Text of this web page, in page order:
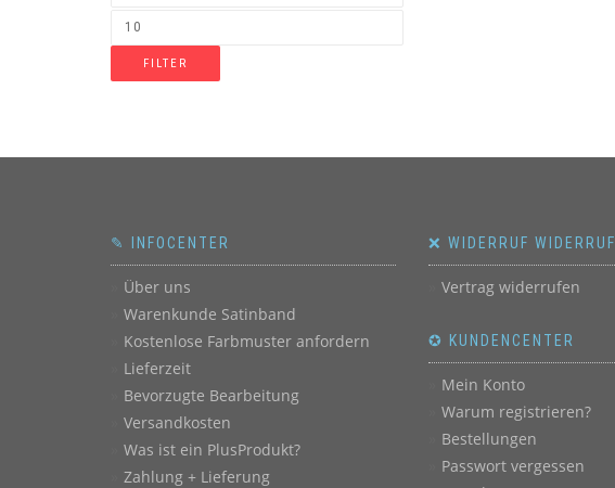
FILTER
✎ INFOCENTER
Über uns
Warenkunde Satinband
Kostenlose Farbmuster anfordern
Lieferzeit
Bevorzugte Bearbeitung
Versandkosten
Was ist ein PlusProdukt?
Zahlung + Lieferung
❌ WIDERRUF WIDERRUF
Vertrag widerrufen
✪ KUNDENCENTER
Mein Konto
Warum registrieren?
Bestellungen
Passwort vergessen